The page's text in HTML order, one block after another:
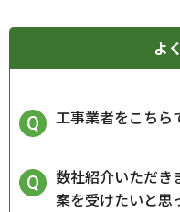
よ
工事業者をこちら
数社紹介いただき
案を受けたいと思